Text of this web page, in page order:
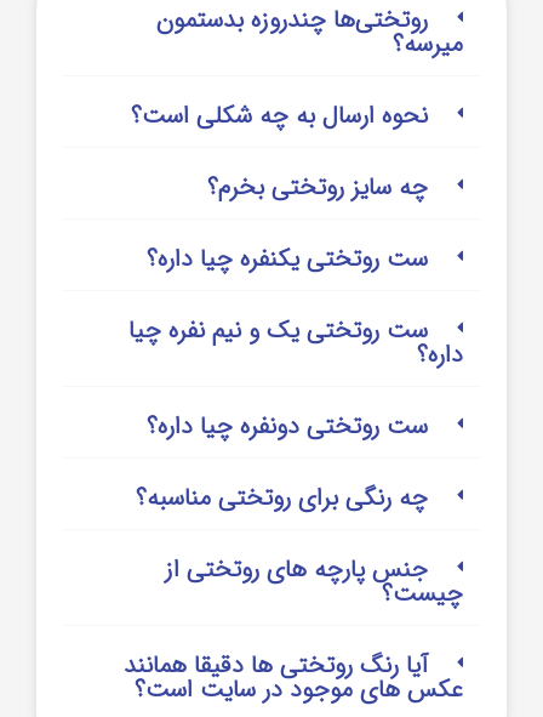
روتختی‌‌ها چندروزه بدستمون
میرسه؟
نحوه ارسال به چه شکلی است؟
چه سایز روتختی بخرم؟
ست روتختی یکنفره چیا داره؟
ست روتختی یک و نیم نفره چیا
داره؟
ست روتختی دونفره چیا داره؟
چه رنگی برای روتختی مناسبه؟
جنس پارچه های روتختی از
چیست؟
آیا رنگ روتختی ها دقیقا همانند
عکس های موجود در سایت است؟